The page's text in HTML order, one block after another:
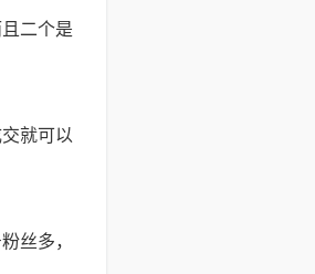
二个是
就可以
丝多，